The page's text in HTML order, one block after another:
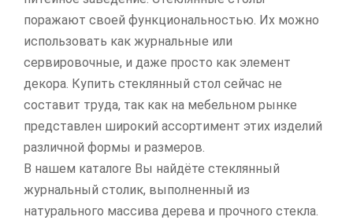
поражают своей функциональностью. Их можно
использовать как журнальные или
сервировочные, и даже просто как элемент
декора. Купить стеклянный стол сейчас не
составит труда, так как на мебельном рынке
представлен широкий ассортимент этих изделий
различной формы и размеров.
В нашем каталоге Вы найдёте стеклянный
журнальный столик, выполненный из
натурального массива дерева и прочного стекла.